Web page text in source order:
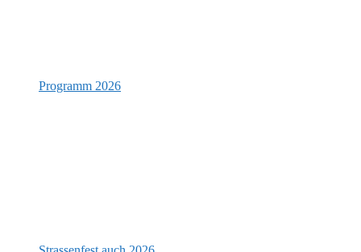
Programm 2026